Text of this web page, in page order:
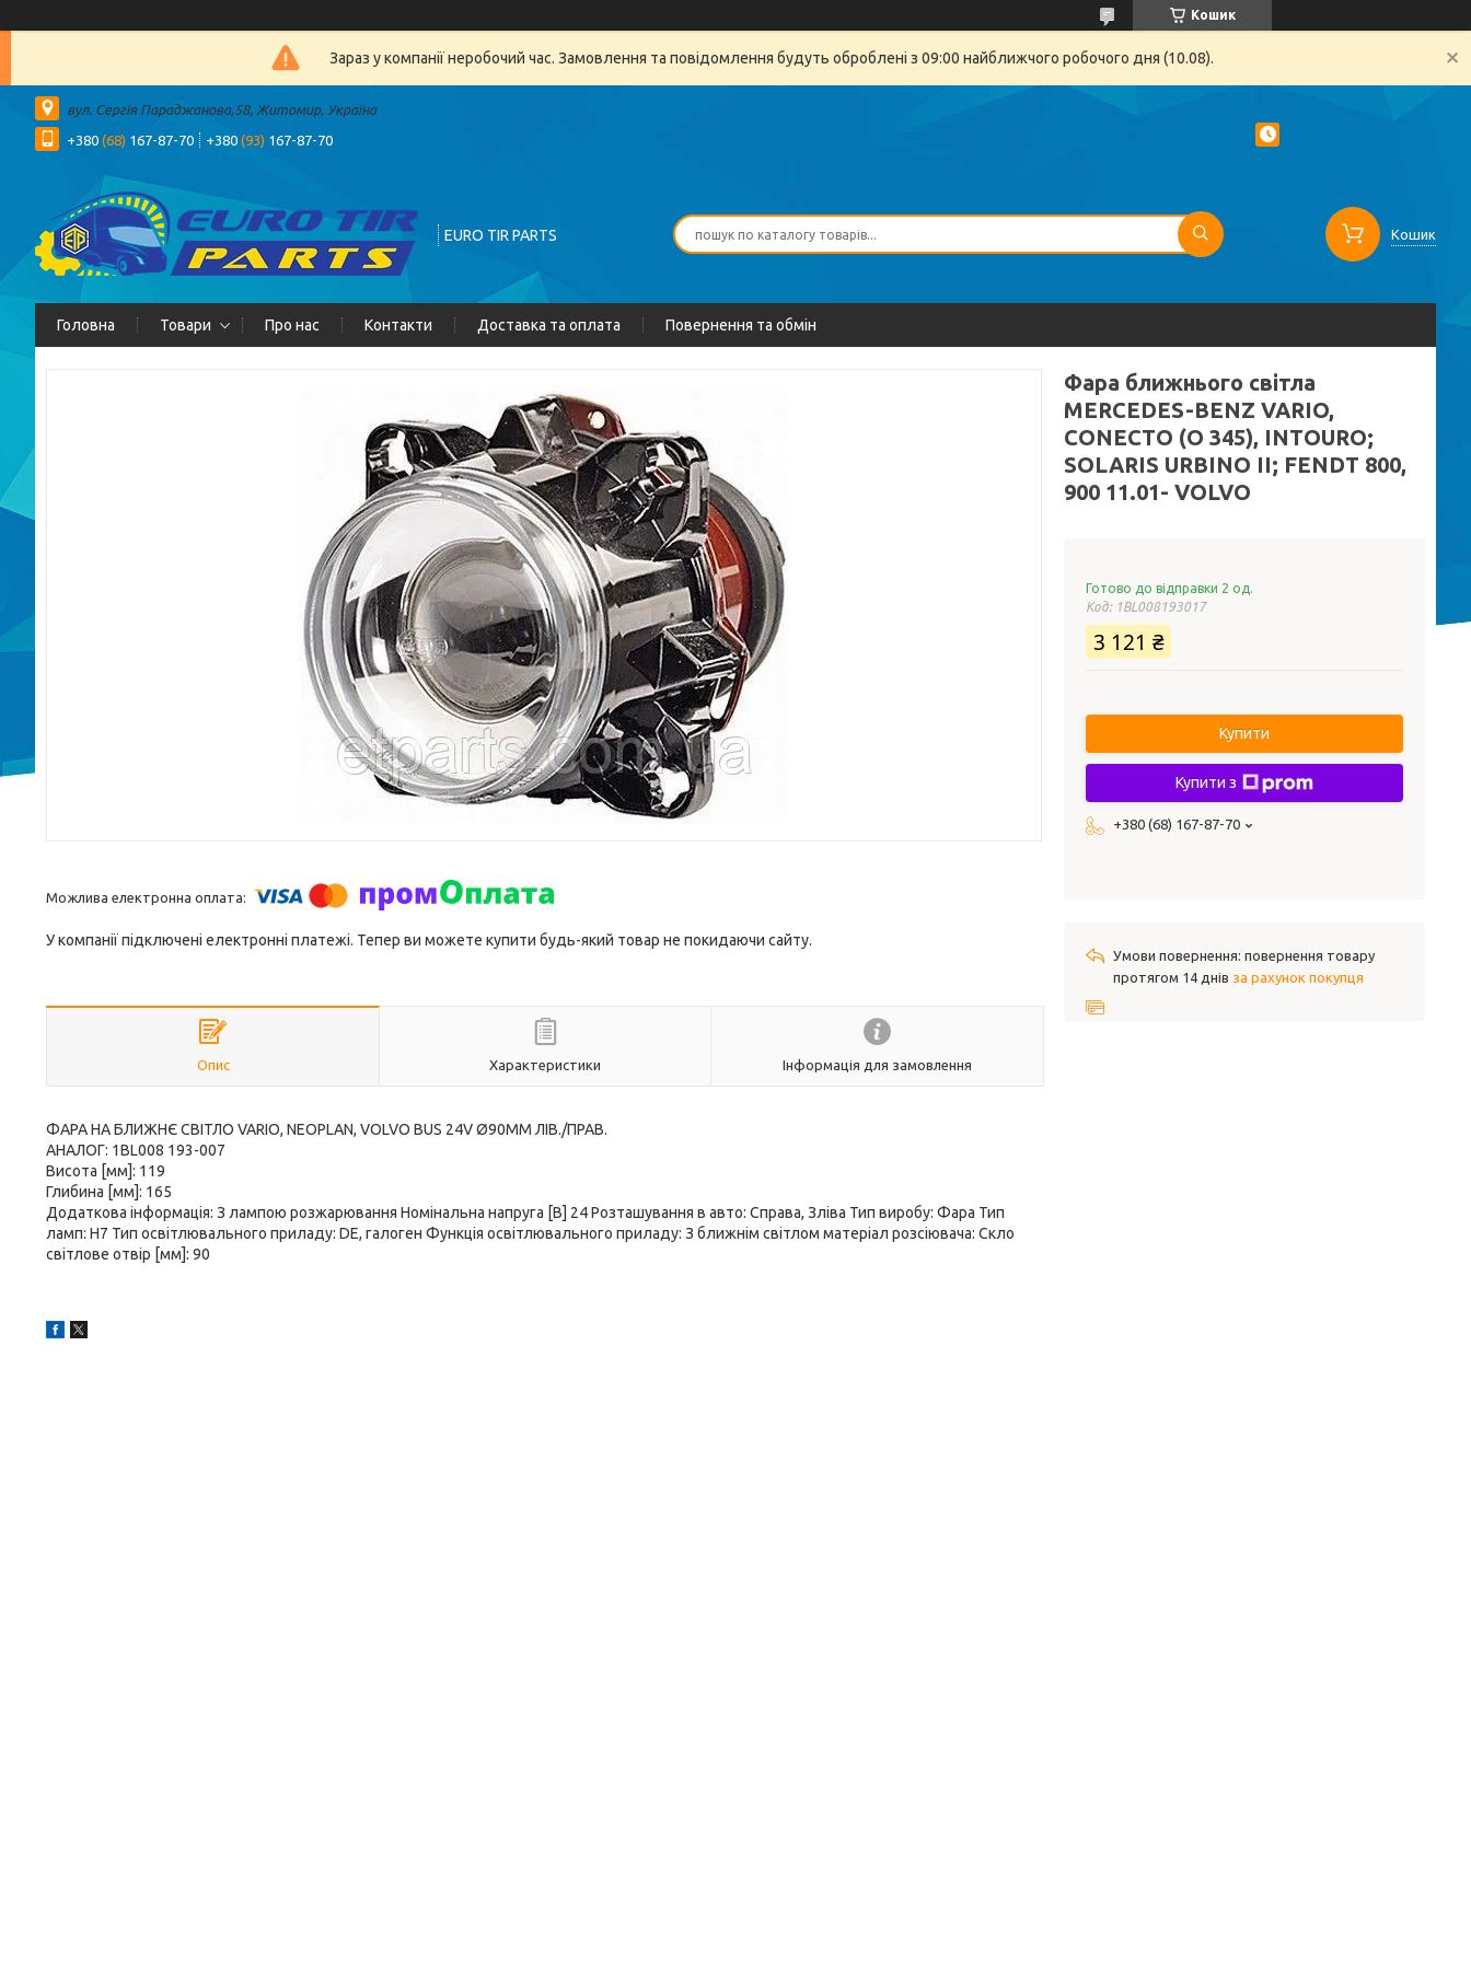
Кошик
Зараз у компанії неробочий час. Замовлення та повідомлення будуть оброблені з 09:00 найближчого робочого дня (10.08).
вул. Сергія Параджанова,58, Житомир, Україна
+380 (68) 167-87-70 +380 (93) 167-87-70
EURO TIR PARTS Кошик
Головна Товари Про нас Контакти Доставка та оплата Повернення та обмін
У компанії підключені електронні платежі. Тепер ви можете купити будь-який товар не покидаючи сайту.
Опис Характеристики Інформація для замовлення
ФАРА НА БЛИЖНЄ СВІТЛО VARIO, NEOPLAN, VOLVO BUS 24V Ø90MM ЛІВ./ПРАВ.
АНАЛОГ: 1BL008 193-007
Висота [мм]: 119
Глибина [мм]: 165
Додаткова інформація: З лампою розжарювання Номінальна напруга [В] 24 Розташування в авто: Cправа, Зліва Тип виробу: Фара Тип
ламп: H7 Тип освітлювального приладу: DE, галоген Функція освітлювального приладу: З ближнім світлом матеріал розсіювача: Скло
світлове отвір [мм]: 90
Фара ближнього світла
MERCEDES-BENZ VARIO,
CONECTO (O 345), INTOURO;
SOLARIS URBINO II; FENDT 800,
900 11.01- VOLVO
Готово до відправки 2 од.
Код: 1BL008193017
3 121 ₴
Купити
Купити з
+380 (68) 167-87-70
повернення товару
протягом 14 днів за рахунок покупця